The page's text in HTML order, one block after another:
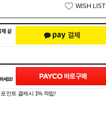
WISH LIST
포인트 결제시 1% 적립!